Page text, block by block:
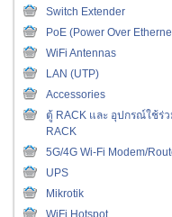
Switch Extender
PoE (Power Over
WiFi Antennas
LAN (UTP)
Accessories
ตู้ RACK และ อุปกรณ์ใช้ร่
RACK
5G/4G Wi-Fi Modem/
UPS
Mikrotik
WiFi Hotspot